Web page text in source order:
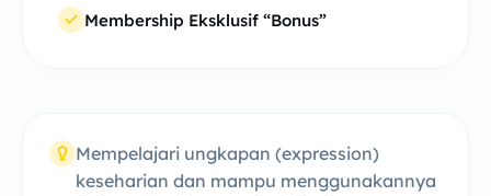
Membership Eksklusif “Bonus”
Mempelajari ungkapan (expression)
keseharian dan mampu menggunakannya